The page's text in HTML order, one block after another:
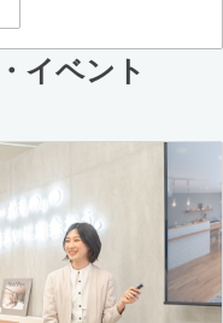
イベント